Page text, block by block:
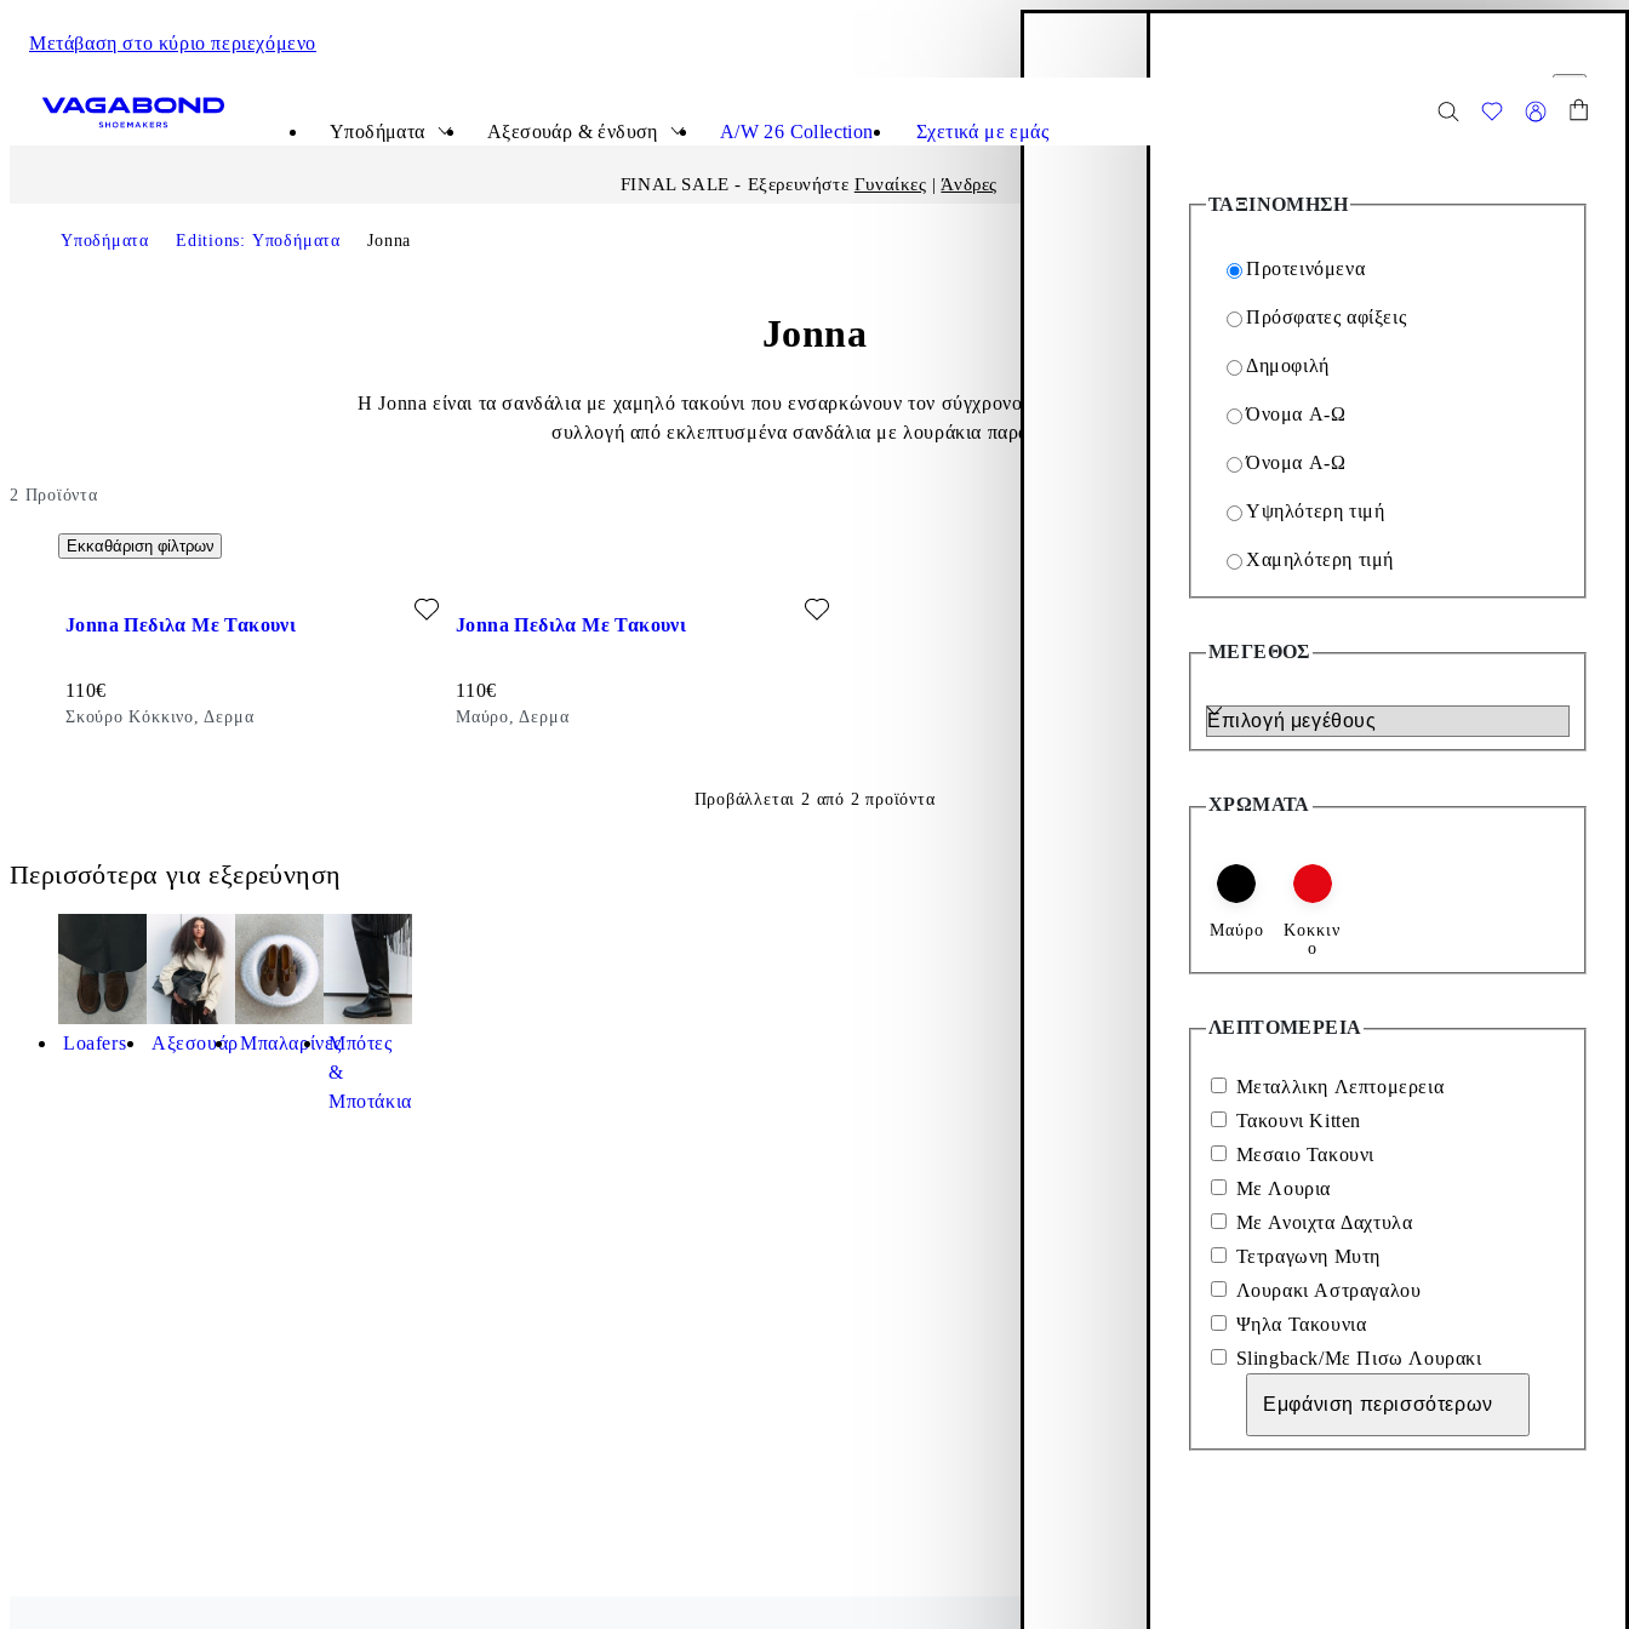
Μετάβαση στο κύριο περιεχόμενο
Υποδήματα
Αξεσουάρ & ένδυση A/W 26 Collection Σχετικά με εμάς
FINAL SALE - Εξερευνήστε Γυναίκες |Άνδρες
Υποδήματα Editions: Υποδήματα Jonna
Jonna
Η Jonna είναι τα σανδάλια με χαμηλό τακούνι που ενσαρκώνουν τον σύγχρονο μινιμαλισμό. Ανακαλύψτε τη
συλλογή από εκλεπτυσμένα σανδάλια με λουράκια παρακάτω.
2 Προϊόντα
Εκκαθάριση φίλτρων
Jonna Πεδιλα Με Τακουνι
Τιμή:
110€
Σκούρο Κόκκινο, Δερμα
Προσθήκη στα αγαπημένα: JONNA ΠΕΔΙΛΑ ΜΕ ΤΑΚΟΥΝΙ (Σκούρο Κόκκινο, Δερμα)
Jonna Πεδιλα Με Τακουνι
Τιμή:
110€
Μαύρο, Δερμα
Προσθήκη στα αγαπημένα: JONNA ΠΕΔΙΛΑ ΜΕ ΤΑΚΟΥΝΙ (Μαύρο, Δερμα)
Προβάλλεται 2 από 2 προϊόντα
Περισσότερα για εξερεύνηση
Loafers ΑξεσουάρΜπαλαρίνεςΜπότες
&
Μποτάκια
ΤΑΞΙΝΌΜΗΣΗ
Προτεινόμενα
Πρόσφατες αφίξεις
Δημοφιλή
Όνομα Α-Ω
Όνομα Α-Ω
Υψηλότερη τιμή
Χαμηλότερη τιμή
ΜΈΓΕΘΟΣ
Μέγεθος
ΧΡΏΜΑΤΑ
Μαύρο
Κοκκιν
ο
ΛΕΠΤΟΜΈΡΕΙΑ
Μεταλλικη Λεπτομερεια
Τακουνι Kitten
Μεσαιο Τακουνι
Με Λουρια
Με Ανοιχτα Δαχτυλα
Τετραγωνη Μυτη
Λουρακι Αστραγαλου
Ψηλα Τακουνια
Slingback/Με Πισω Λουρακι
Εμφάνιση περισσότερων
Προϊόντα